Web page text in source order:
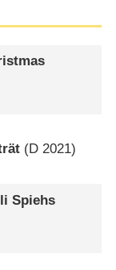
(D 2021)
Spiehs